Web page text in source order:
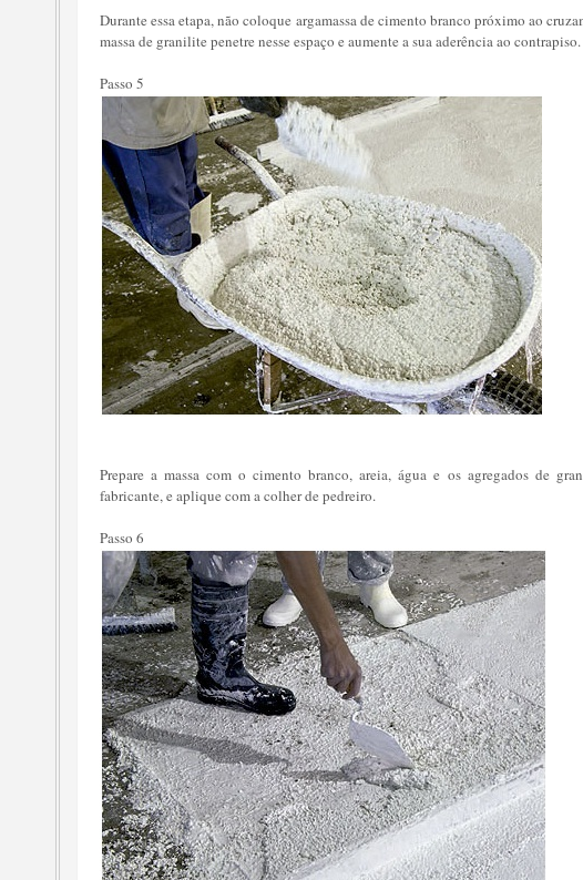
Durante essa etapa, não coloque argamassa de cimento branco próximo ao
massa de granilite penetre nesse espaço e aumente a sua aderência ao contrapiso.
Passo 5
Prepare a massa com o cimento branco, areia, água e os agregados de
fabricante, e aplique com a colher de pedreiro.
Passo 6